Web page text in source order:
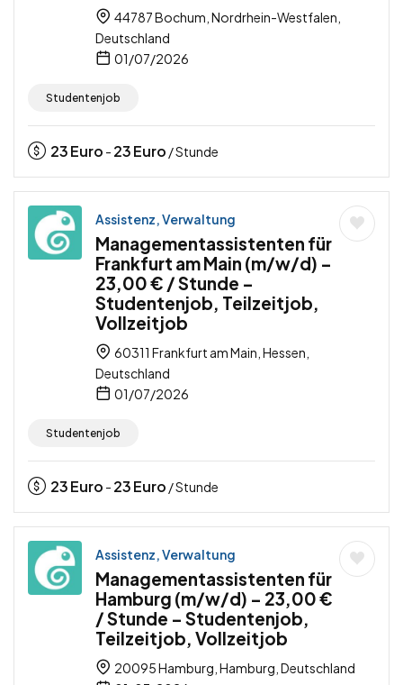
44787 Bochum, Nordrhein-Westfalen,
Deutschland
01/07/2026
Studentenjob
23Euro - 23Euro / Stunde
Assistenz, Verwaltung
Managementassistenten für
Frankfurt am Main (m/w/d) –
23,00 € / Stunde –
Studentenjob, Teilzeitjob,
Vollzeitjob
60311 Frankfurt am Main, Hessen,
Deutschland
01/07/2026
Studentenjob
23Euro - 23Euro / Stunde
Assistenz, Verwaltung
Managementassistenten für
Hamburg (m/w/d) – 23,00 €
/ Stunde – Studentenjob,
Teilzeitjob, Vollzeitjob
20095 Hamburg, Hamburg, Deutschland